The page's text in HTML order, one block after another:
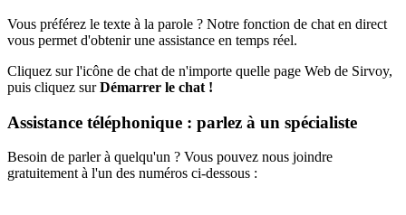
Vous préférez le texte à la parole ? Notre fonction de chat en direct
vous permet d'obtenir une assistance en temps réel.
Cliquez sur l'icône de chat de n'importe quelle page Web de Sirvoy,
puis cliquez sur Démarrer le chat !
Assistance téléphonique : parlez à un spécialiste
Besoin de parler à quelqu'un ? Vous pouvez nous joindre
gratuitement à l'un des numéros ci-dessous :